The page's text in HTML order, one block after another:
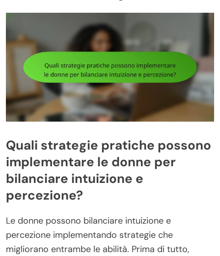
Quali strategie pratiche possono
implementare le donne per
bilanciare intuizione e
percezione?
Le donne possono bilanciare intuizione e
percezione implementando strategie che
migliorano entrambe le abilità. Prima di tutto,